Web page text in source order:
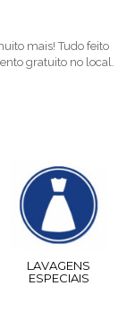
mais! Tudo feito
gratuito no local.
LAVAGENS
ESPECIAIS